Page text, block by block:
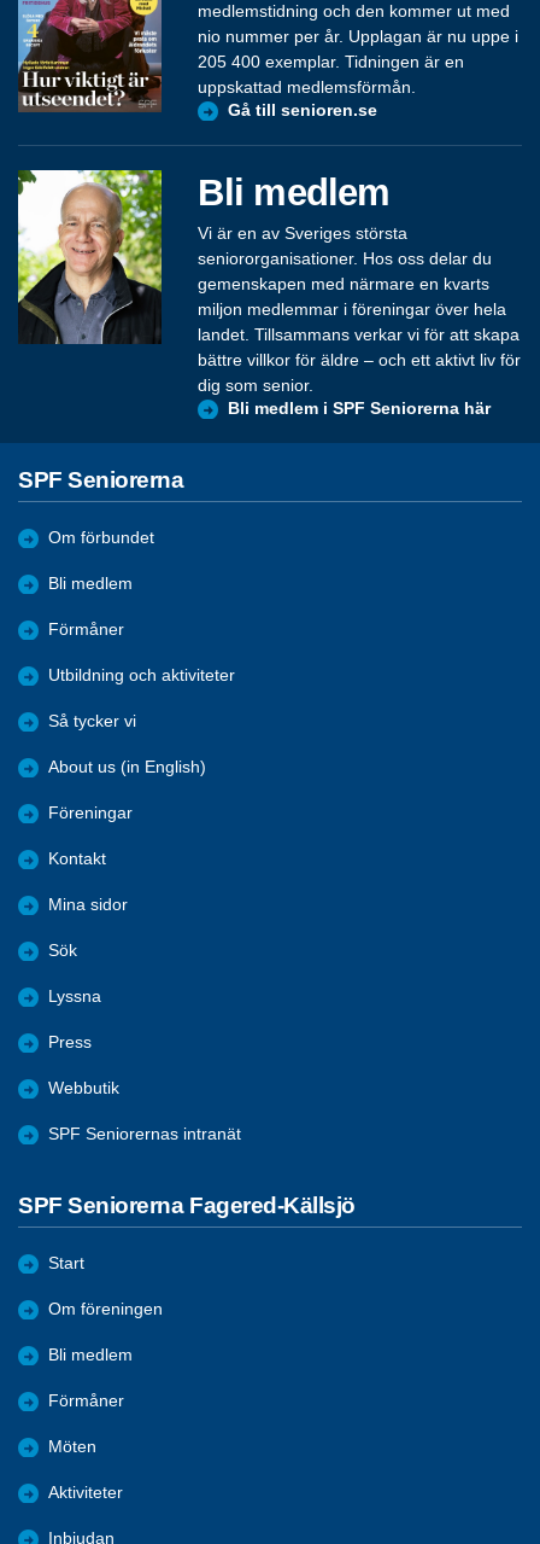
medlemstidning och den kommer ut med
nio nummer per år. Upplagan är nu uppe i
205 400 exemplar. Tidningen är en
uppskattad medlemsförmån.
Gå till senioren.se
Bli medlem
Vi är en av Sveriges största
seniororganisationer. Hos oss delar du
gemenskapen med närmare en kvarts
miljon medlemmar i föreningar över hela
landet. Tillsammans verkar vi för att skapa
bättre villkor för äldre – och ett aktivt liv för
dig som senior.
Bli medlem i SPF Seniorerna här
SPF Seniorerna
Om förbundet
Bli medlem
Förmåner
Utbildning och aktiviteter
Så tycker vi
About us (in English)
Föreningar
Kontakt
Mina sidor
Sök
Lyssna
Press
Webbutik
SPF Seniorernas intranät
SPF Seniorerna Fagered-Källsjö
Start
Om föreningen
Bli medlem
Förmåner
Möten
Aktiviteter
Inbjudan